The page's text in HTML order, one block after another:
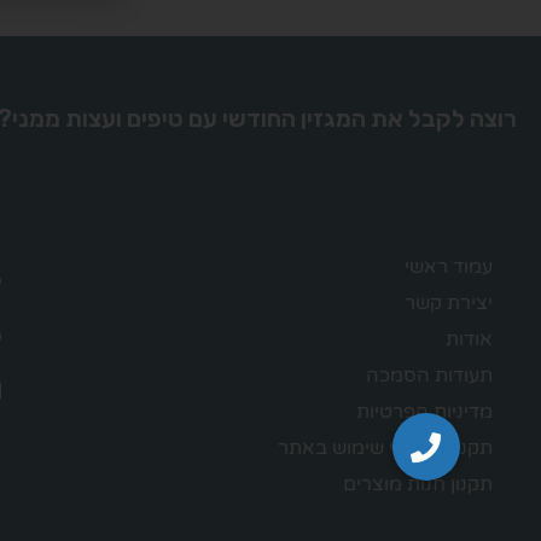
רוצה לקבל את המגזין החודשי עם טיפים ועצות
עמוד ראשי
יצירת קשר
אודות
תעודות הסמכה
מדיניות הפרטיות
תקנון – תנאי שימוש באתר
תקנון חנות מוצרים